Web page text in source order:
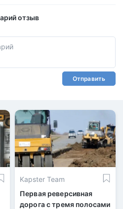
отзыв
Отправить
Kapster Team
Первая реверсивная
дорога с тремя полосами